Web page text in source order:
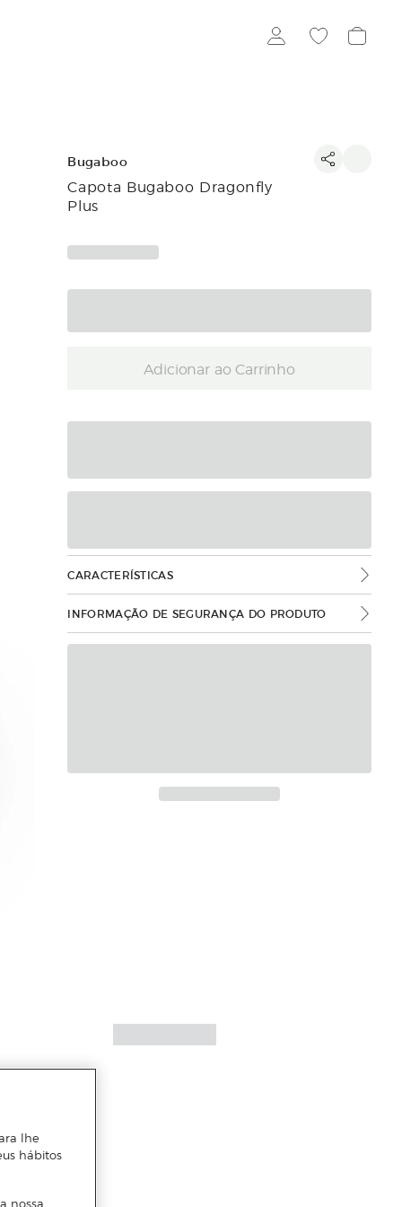
Bugaboo
Capota Bugaboo Dragonfly
Plus
Adicionar ao Carrinho
CARACTERÍSTICAS
INFORMAÇÃO DE SEGURANÇA DO PRODUTO
lhe
hábitos
nossa